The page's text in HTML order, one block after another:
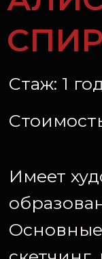
образование
Основные
скетчинг,